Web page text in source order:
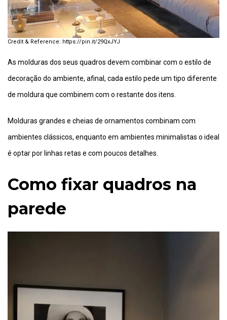
https://pin.it/29QxJYJ
As molduras dos seus quadros devem combinar com o estilo de
decoração do ambiente, afinal, cada estilo pede um tipo diferente
de moldura que combinem com o restante dos itens.
Molduras grandes e cheias de ornamentos combinam com
ambientes clássicos, enquanto em ambientes minimalistas o ideal
é optar por linhas retas e com poucos detalhes.
Como fixar quadros na
parede